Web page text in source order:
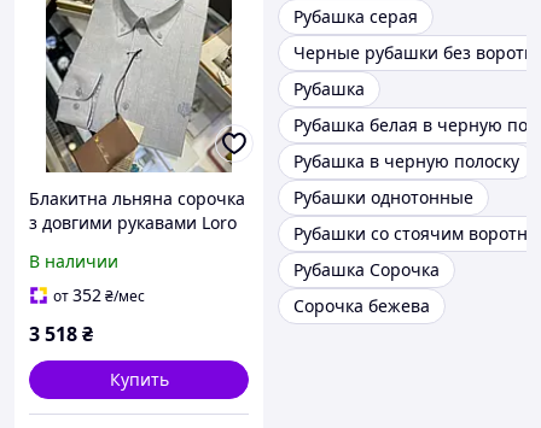
Блакитна льняна сорочка
з довгими рукавами Loro
теплого сезону з якісного
матеріалу
В наличии
от352₴/мес
3 518₴
Купить
Рубашка серая
Черные рубашки без
Рубашка
Рубашка белая в черную
Рубашка в черную полоску
Рубашки однотонные
Рубашки со стоячим
Рубашка Сорочка
Сорочка бежева